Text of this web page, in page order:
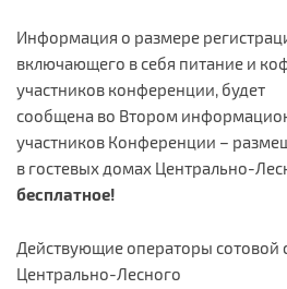
Информация о размере
включающего в себя питание и
участников конференции, будет
сообщена во Втором
участников Конференции –
в гостевых домах Центрально-
бесплатное!
Действующие операторы сотовой
Центрально-Лесного